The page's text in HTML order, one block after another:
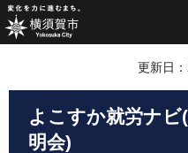
更新日
よこすか就労ナビ
明会)